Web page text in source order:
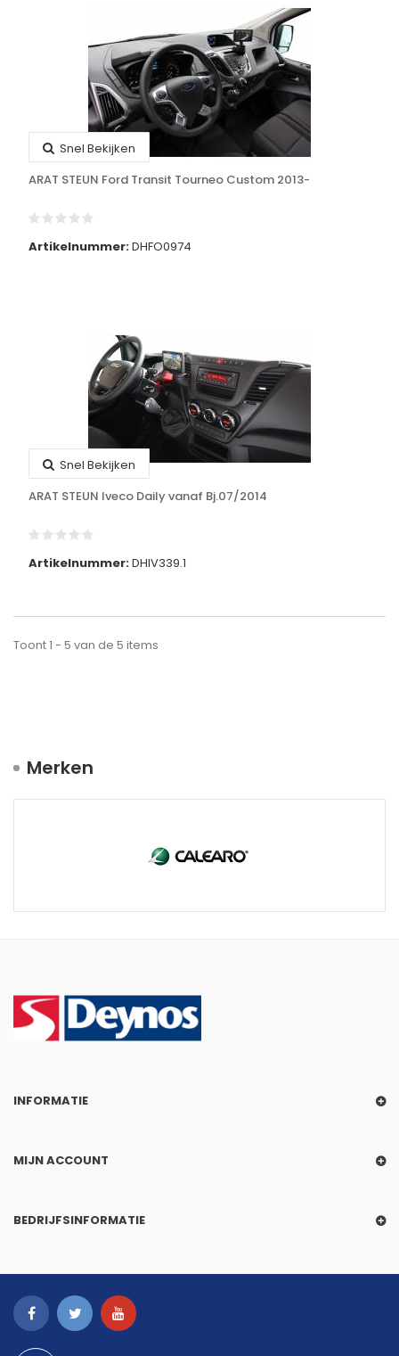
Snel Bekijken
ARAT STEUN Ford Transit Tourneo Custom 2013-
Artikelnummer:DHFO0974
Snel Bekijken
ARAT STEUN Iveco Daily vanaf Bj.07/2014
Artikelnummer:DHIV339.1
Toont 1 - 5 van de 5 items
Merken
INFORMATIE
MIJN ACCOUNT
BEDRIJFSINFORMATIE